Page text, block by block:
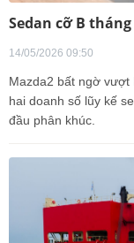
Sedan cỡ B
14/05/2026 09:50
Mazda2 bất ngờ vượt
hai doanh số lũy kế
đầu phân khúc.